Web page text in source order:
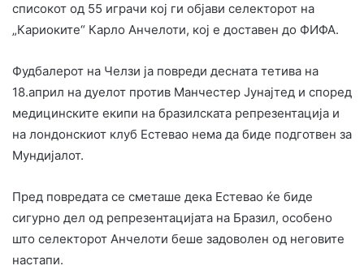
списокот од 55 играчи кој ги објави селекторот на
„Кариоките“ Карло Анчелоти, кој е доставен до ФИФА.
Фудбалерот на Челзи ја повреди десната тетива на
18.април на дуелот против Манчестер Јунајтед и според
медицинските екипи на бразилската репрезентација и
на лондонскиот клуб Естевао нема да биде подготвен за
Мундијалот.
Пред повредата се сметаше дека Естевао ќе биде
сигурно дел од репрезентацијата на Бразил, особено
што селекторот Анчелоти беше задоволен од неговите
настапи.